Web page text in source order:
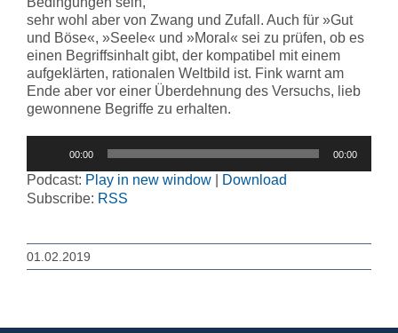
sehr wohl aber von Zwang und Zufall. Auch für »Gut
und Böse«, »Seele« und »Moral« sei zu prüfen, ob es
einen Begriffsinhalt gibt, der kompatibel mit einem
aufgeklärten, rationalen Weltbild ist. Fink warnt am
Ende aber vor einer Überdehnung des Versuchs, lieb
gewonnene Begriffe zu erhalten.
00:00 00:00
Podcast: Play in new window
Download
Subscribe: RSS
01.02.2019